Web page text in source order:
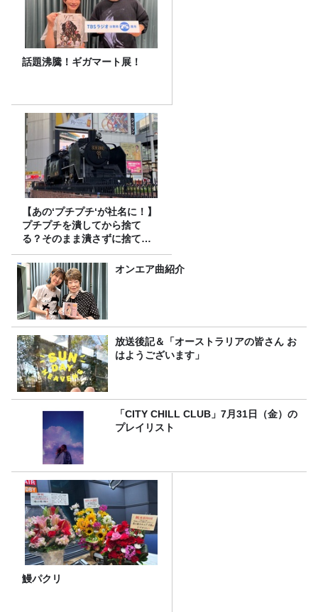
話題沸騰！ギガマート展！
【あの‘プチプチ‘が社名に！】
プチプチを潰してから捨て
る？そのまま潰さずに捨て
る？
オンエア曲紹介
放送後記＆「オーストラリアの皆さん お
はようございます」
「CITY CHILL CLUB」7月31日（金）の
プレイリスト
鰻パクリ